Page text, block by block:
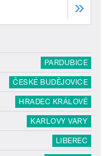
PARDUBICE
ČESKÉ BUDĚJOVICE
HRADEC KRÁLOVÉ
KARLOVY VARY
LIBEREC